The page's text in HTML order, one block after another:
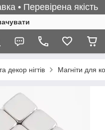
• Перевірена якість
декор нігтів Магніти для